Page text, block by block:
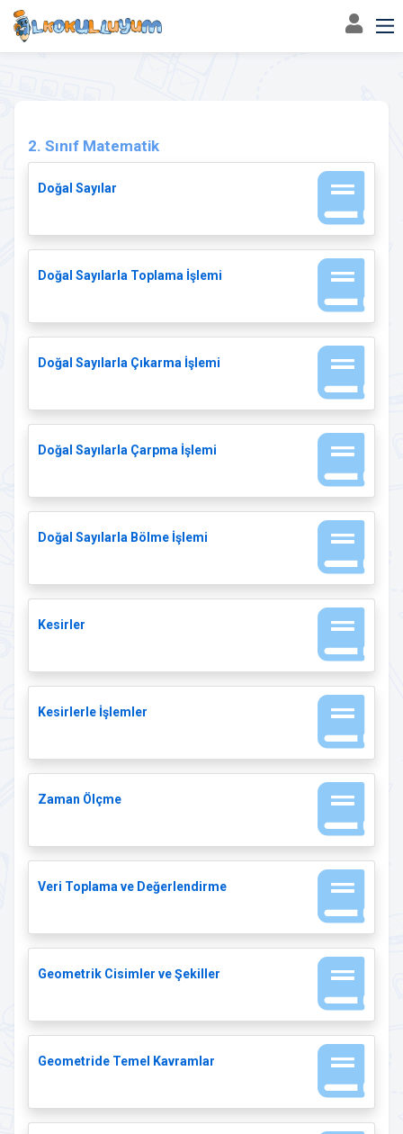
2. Sınıf Matematik
2. Sınıf Matematik
Doğal Sayılar
Doğal Sayılarla Toplama İşlemi
Doğal Sayılarla Çıkarma İşlemi
Doğal Sayılarla Çarpma İşlemi
Doğal Sayılarla Bölme İşlemi
Kesirler
Kesirlerle İşlemler
Zaman Ölçme
Veri Toplama ve Değerlendirme
Geometrik Cisimler ve Şekiller
Geometride Temel Kavramlar